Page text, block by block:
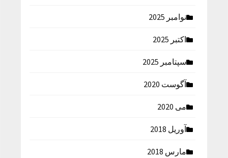
نوامبر 2025
اکتبر 2025
سپتامبر 2025
آگوست 2020
می 2020
آوریل 2018
مارس 2018